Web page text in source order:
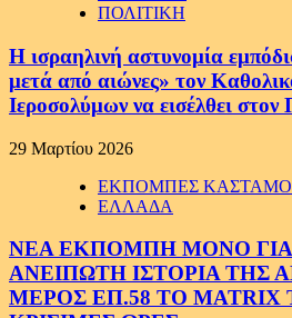
ΠΟΛΙΤΙΚΗ
Η ισραηλινή αστυνομία
μετά από αιώνες» τον
Ιεροσολύμων να εισέλθει
29 Μαρτίου 2026
ΕΚΠΟΜΠΕΣ
ΕΛΛΑΔΑ
ΝΕΑ ΕΚΠΟΜΠΗ ΜΟΝΟ
ΑΝΕΙΠΩΤΗ ΙΣΤΟΡΙΑ ΤΗΣ
ΜΕΡΟΣ ΕΠ.58 ΤΟ